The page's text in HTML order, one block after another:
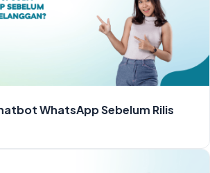
WhatsApp Sebelum Rilis